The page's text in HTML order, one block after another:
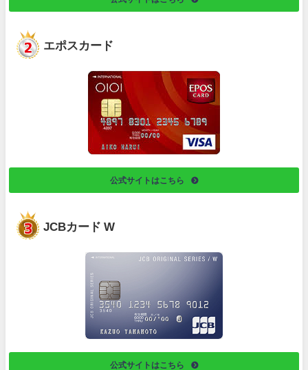
エポスカード
公式サイトはこちら
JCBカード W
公式サイトはこちら